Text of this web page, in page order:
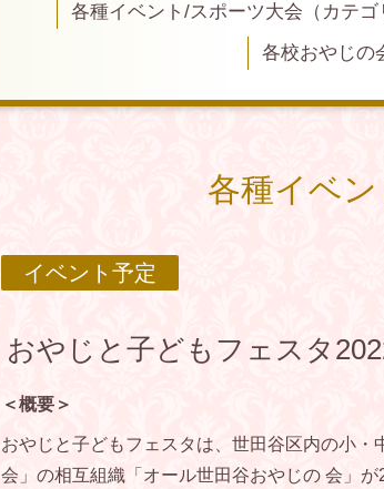
各種イベント/スポーツ大会（カテゴ
各校おやじの
各種イベン
イベント予定
おやじと子どもフェスタ
＜概要＞
おやじと子どもフェスタは、世田谷区内の小・
会」の相互組織「オール世田谷おやじの 会」